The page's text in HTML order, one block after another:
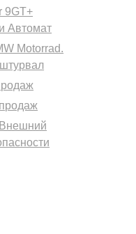
9GT+
Автомат
Motorrad.